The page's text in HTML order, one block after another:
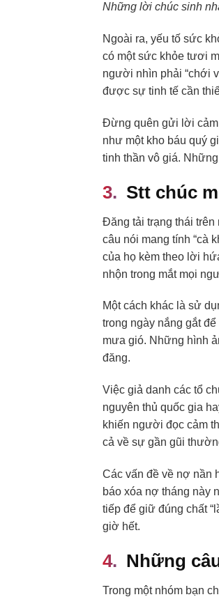
Những lời chúc sinh
Ngoài ra, yếu tố sức
có một sức khỏe tươi
người nhìn phải “chới
được sự tinh tế cần
Đừng quên gửi lời cảm
như một kho báu quý
tinh thần vô giá.
Stt chúc
Đăng tải trạng thái trên
câu nói mang tính “cà
của họ kèm theo lời
nhộn trong mắt mọi
Một cách khác là sử
trong ngày nắng gắt
mưa gió. Những hình
đăng.
Việc giả danh các tổ
nguyên thủ quốc gia
khiến người đọc cảm
cả về sự gần gũi
Các vấn đề về nợ nần
báo xóa nợ tháng này
tiếp để giữ đúng chất
giờ hết.
Những
Trong một nhóm bạn